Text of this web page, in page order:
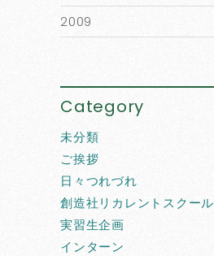
2009
Category
未分類
ご挨拶
日々つれづれ
創造社リカレントスクール
実習生企画
インターン